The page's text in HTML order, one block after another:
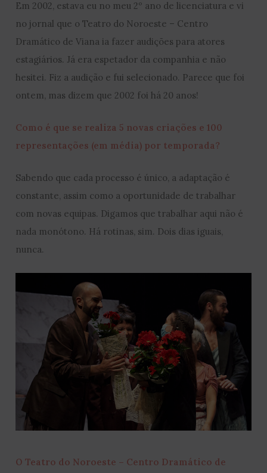
Em 2002, estava eu no meu 2º ano de licenciatura e vi
no jornal que o Teatro do Noroeste – Centro
Dramático de Viana ia fazer audições para atores
estagiários. Já era espetador da companhia e não
hesitei. Fiz a audição e fui selecionado. Parece que foi
ontem, mas dizem que 2002 foi há 20 anos!
Como é que se realiza 5 novas criações e 100
representações (em média) por temporada?
Sabendo que cada processo é único, a adaptação é
constante, assim como a oportunidade de trabalhar
com novas equipas. Digamos que trabalhar aqui não é
nada monótono. Há rotinas, sim. Dois dias iguais,
nunca.
O Teatro do Noroeste – Centro Dramático de